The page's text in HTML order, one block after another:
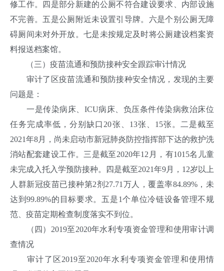
修工作。四是部分新建的公厕不符合建设要求、内部设施
不完善。五是公厕附近未设置引导牌。六是个别公厕无障
碍厕间未对外开放。七是未按规定及时将公厕建设档案资
料报送档案馆。
（三）疫苗流通和预防接种安全跟踪审计情况
审计了区疫苗流通和预防接种安全情况，发现的主要
问题是：
一是传染病床、ICU病床、负压条件传染病救治床位
任务完成率低，分别缺口20张、13张、15张。二是截至
2021年8月，尚未启动市新冠肺炎防控指挥部下达的救护洗
消站配套建设工作。三是截至2020年12月，有1015名儿童
未完成入托入学预防接种。四是截至2021年9月，12岁以上
人群新冠疫苗已接种第2剂27.71万人，覆盖率84.89%，未
达到99.89%的目标要求。五是1个单位冷链设备管理不规
范、疫苗定期检查制度落实不到位。
（四）2019至2020年水利专项资金管理和使用审计调
查情况
审计了区2019至2020年水利专项资金管理和使用情